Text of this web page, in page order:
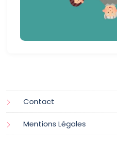
Contact
Mentions Légales